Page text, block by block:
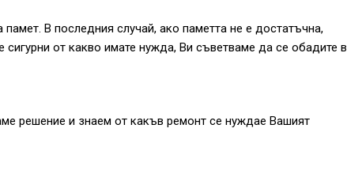
В последния случай, ако паметта не е достатъчна,
от какво имате нужда, Ви съветваме да се обадите в
решение и знаем от какъв ремонт се нуждае Вашият